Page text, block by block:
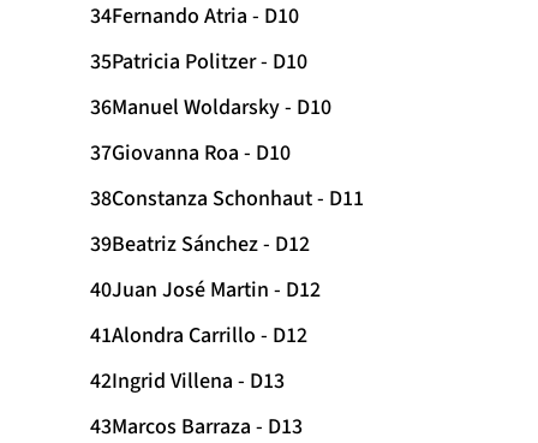
Fernando Atria - D10
Patricia Politzer - D10
Manuel Woldarsky - D10
Giovanna Roa - D10
Constanza Schonhaut - D11
Beatriz Sánchez - D12
Juan José Martin - D12
Alondra Carrillo - D12
Ingrid Villena - D13
Marcos Barraza - D13